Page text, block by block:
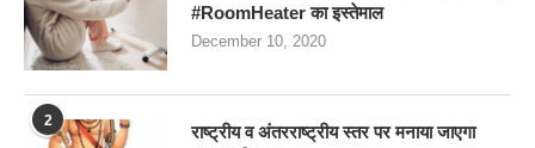
#RoomHeater का इस्तेमाल
December 10, 2020
2
राष्ट्रीय व अंतरराष्ट्रीय स्तर पर मनाया जाएगा